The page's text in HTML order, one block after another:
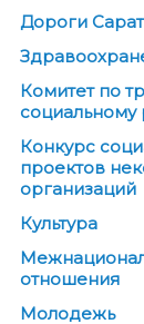
Дороги
Комитет по
социальному
Конкурс
проектов
организаций
Культура
отношения
Молодежь